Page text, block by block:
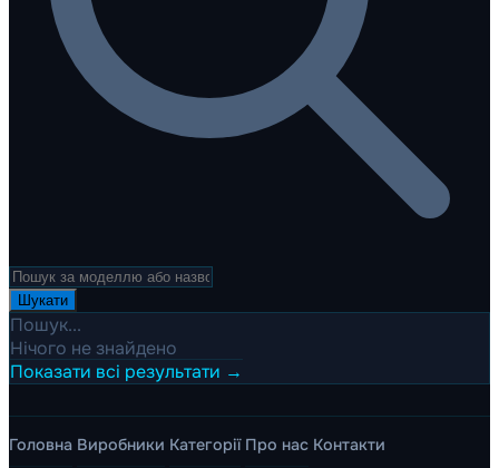
Шукати
Пошук...
Нічого не знайдено
Показати всі результати →
Головна Виробники Категорії Про нас Контакти